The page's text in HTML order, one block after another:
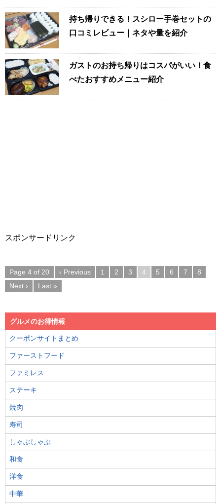
持ち帰りできる！スシロー手巻セットの
口コミレビュー｜ネタや量を紹介
ガストのお持ち帰りはコスパがいい！食
べたおすすめメニュー紹介
スポンサードリンク
Page 4 of 20 ‹ Previous 1 2 3 4 5 6 7
8
Next ›
Last »
グルメのお得情報
クーポンサイトまとめ
ファーストフード
ファミレス
ステーキ
焼肉
寿司
しゃぶしゃぶ
和食
洋食
中華